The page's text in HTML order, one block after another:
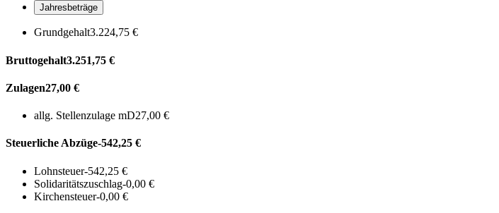
Jahresbeträge
Grundgehalt3.224,75 €
Bruttogehalt3.251,75 €
Zulagen27,00 €
allg. Stellenzulage mD27,00 €
Steuerliche Abzüge-542,25 €
Lohnsteuer-542,25 €
Solidaritätszuschlag-0,00 €
Kirchensteuer-0,00 €